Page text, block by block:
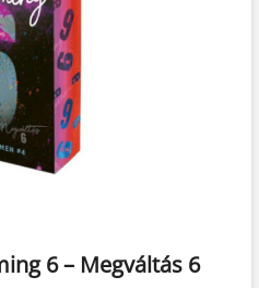
6 – Megváltás 6